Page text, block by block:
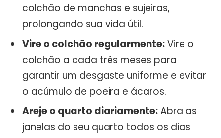
colchão de manchas e sujeiras,
prolongando sua vida útil.
Vire o colchão regularmente:Vire o
colchão a cada três meses para
garantir um desgaste uniforme e evitar
o acúmulo de poeira e ácaros.
Areje o quarto diariamente:Abra as
janelas do seu quarto todos os dias